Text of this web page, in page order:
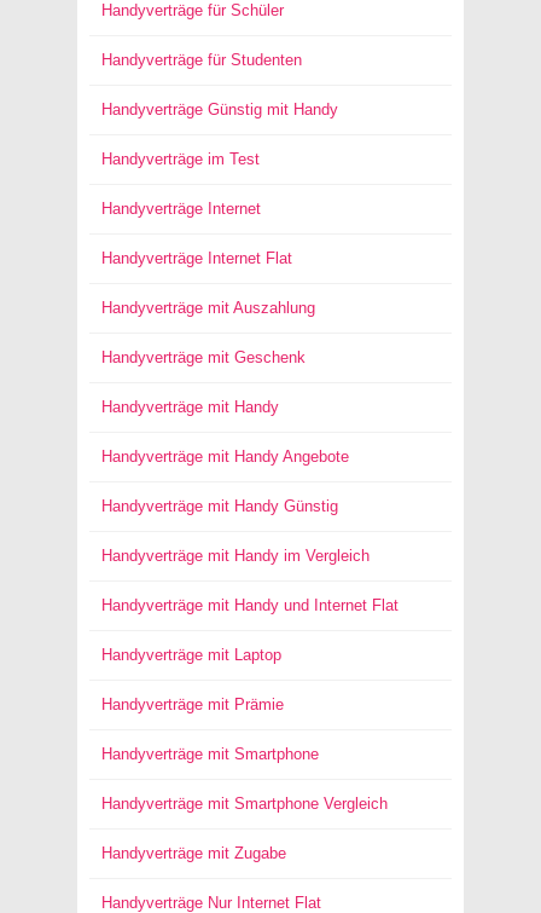
Handyverträge für Schüler
Handyverträge für Studenten
Handyverträge Günstig mit Handy
Handyverträge im Test
Handyverträge Internet
Handyverträge Internet Flat
Handyverträge mit Auszahlung
Handyverträge mit Geschenk
Handyverträge mit Handy
Handyverträge mit Handy Angebote
Handyverträge mit Handy Günstig
Handyverträge mit Handy im Vergleich
Handyverträge mit Handy und Internet Flat
Handyverträge mit Laptop
Handyverträge mit Prämie
Handyverträge mit Smartphone
Handyverträge mit Smartphone Vergleich
Handyverträge mit Zugabe
Handyverträge Nur Internet Flat